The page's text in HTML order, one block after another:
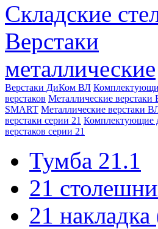
Складские
Верстаки
металлические
Верстаки ДиКом ВЛ
верстаков Металлические верстаки
SMART Металлические верстаки
верстаки серии 21 Комплектующие
верстаков серии 21
Тумба 21.1
21
21